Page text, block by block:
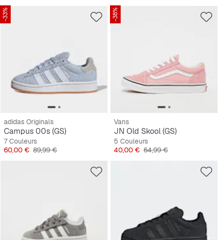
-33%
adidas Originals
Campus 00s (GS)
7 Couleurs
Prix
60,00 € Prix original
89,99 €
-38%
Vans
JN Old Skool (GS)
5 Couleurs
Prix
40,00 € Prix original
64,99 €